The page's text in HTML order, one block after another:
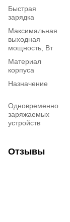
Быстрая
зарядка
Максимальная
выходная
мощность, Вт
Материал
корпуса
Назначение
Одновременно
заряжаемых
устройств
Отзывы